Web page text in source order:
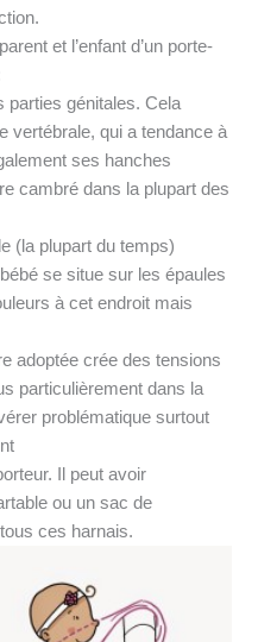
et l’enfant d’un porte-
parties génitales. Cela
vertébrale, qui a tendance à
ses hanches
cambré dans la plupart des
(la plupart du temps)
se situe sur les épaules
à cet endroit mais
adoptée crée des tensions
particulièrement dans la
problématique surtout
Il peut avoir
ou un sac de
ces harnais.